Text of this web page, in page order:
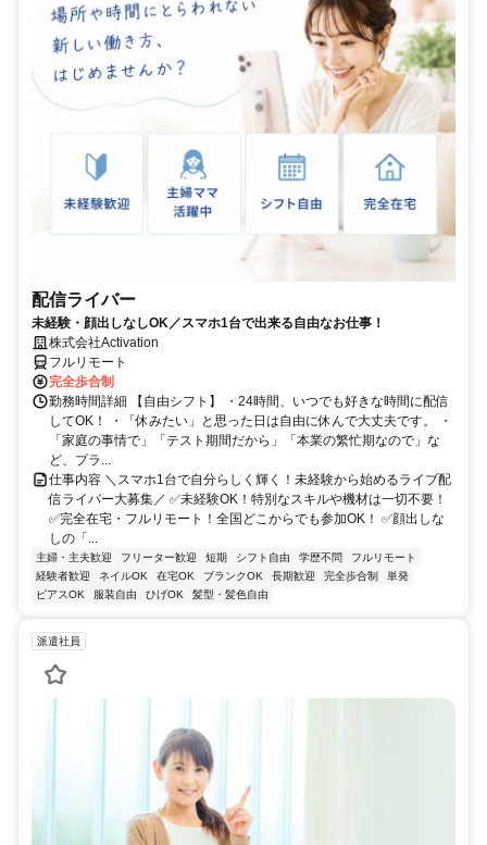
配信ライバー
未経験・顔出しなしOK／スマホ1台で出来る自由なお仕事！
株式会社Activation
フルリモート
完全歩合制
勤務時間詳細 【自由シフト】 ・24時間、いつでも好きな時間に配信
してOK！ ・「休みたい」と思った日は自由に休んで大丈夫です。 ・
「家庭の事情で」「テスト期間だから」「本業の繁忙期なので」な
ど、プラ...
仕事内容 ＼スマホ1台で自分らしく輝く！未経験から始めるライブ配
信ライバー大募集／ ✅未経験OK！特別なスキルや機材は一切不要！
✅完全在宅・フルリモート！全国どこからでも参加OK！ ✅顔出しな
しの「...
主婦・主夫歓迎 フリーター歓迎 短期 シフト自由 学歴不問
フルリモート
経験者歓迎
ネイルOK 在宅OK ブランクOK 長期歓迎 完全歩合制
単発
ピアスOK
服装自由 ひげOK 髪型・髪色自由
派遣社員